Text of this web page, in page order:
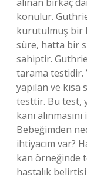
konulur.
kurutulmuş bir
süre, hatta bir
sahiptir.
tarama testidir.
yapılan ve
testtir. Bu test,
kanı
Bebeğimden
ihtiyacım var?
kan örneğinde
hastalık